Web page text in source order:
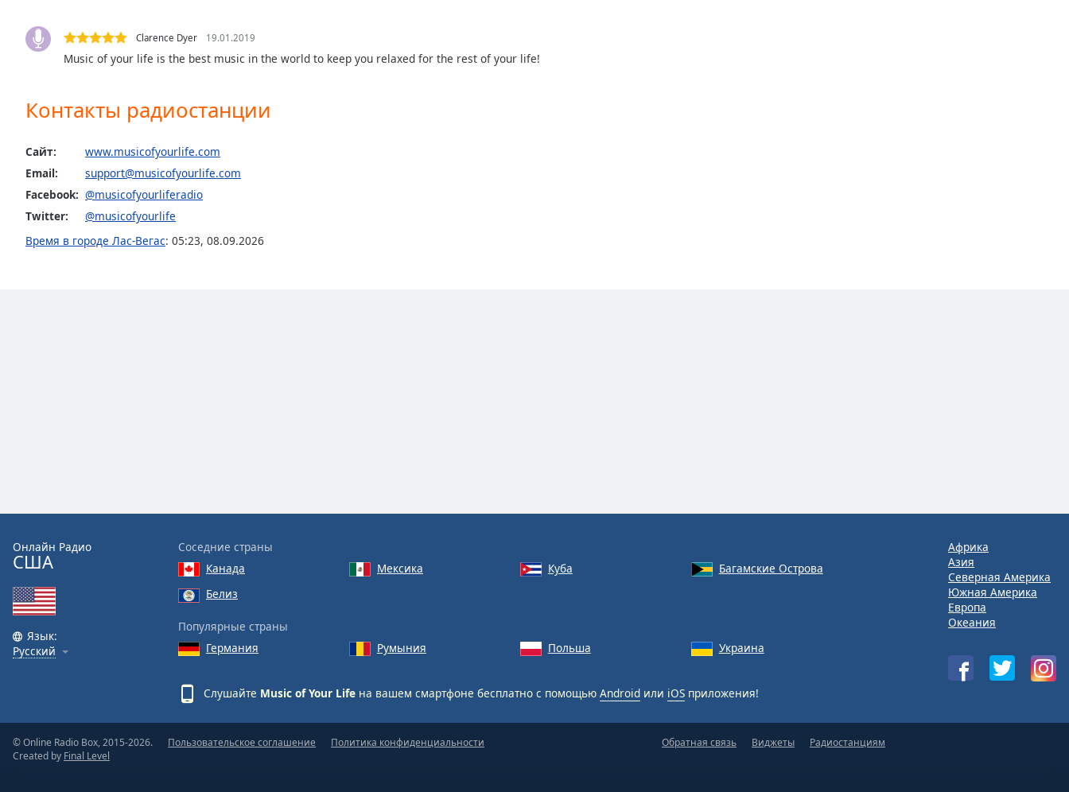
Caption
Area
Background
Font
window.
Clarence Dyer 19.01.2019
Music of your life is the best music in the world to keep you relaxed for the rest of your life!
Контакты радиостанции
Сайт:
www.musicofyourlife.com
Email:
support@musicofyourlife.com
Facebook: @musicofyourliferadio
Twitter:
@musicofyourlife
Время в городе Лас-Вегас: 05:23, 08.09.2026
Онлайн Радио
США
Язык:
Русский
Соседние страны
Канада
Мексика Куба
Багамские Острова
Белиз
Популярные страны
Германия
Румыния Польша Украина
Слушайте Music of Your Life на вашем смартфоне бесплатно с помощью Android или iOS приложения!
Африка
Азия
Северная Америка
Южная Америка
Европа
Океания
© Online Radio Box, 2015-2026.
Created by Final Level
Пользовательское соглашение Политика конфиденциальности Обратная связь Виджеты Радиостанциям